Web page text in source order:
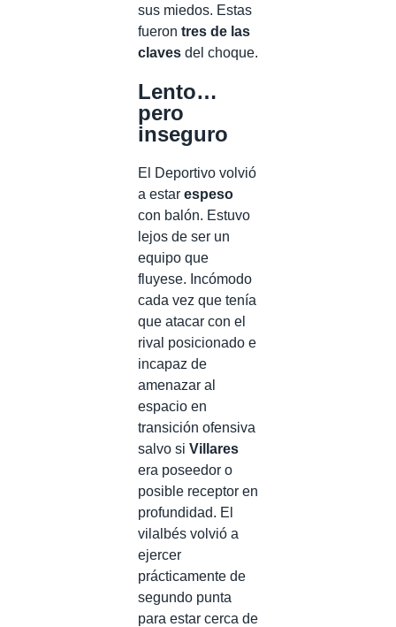
sus miedos. Estas
fueron tres de las
claves del choque.
Lento…
pero
inseguro
El Deportivo volvió
a estar espeso
con balón. Estuvo
lejos de ser un
equipo que
fluyese. Incómodo
cada vez que tenía
que atacar con el
rival posicionado e
incapaz de
amenazar al
espacio en
transición ofensiva
salvo si Villares
era poseedor o
posible receptor en
profundidad. El
vilalbés volvió a
ejercer
prácticamente de
segundo punta
para estar cerca de